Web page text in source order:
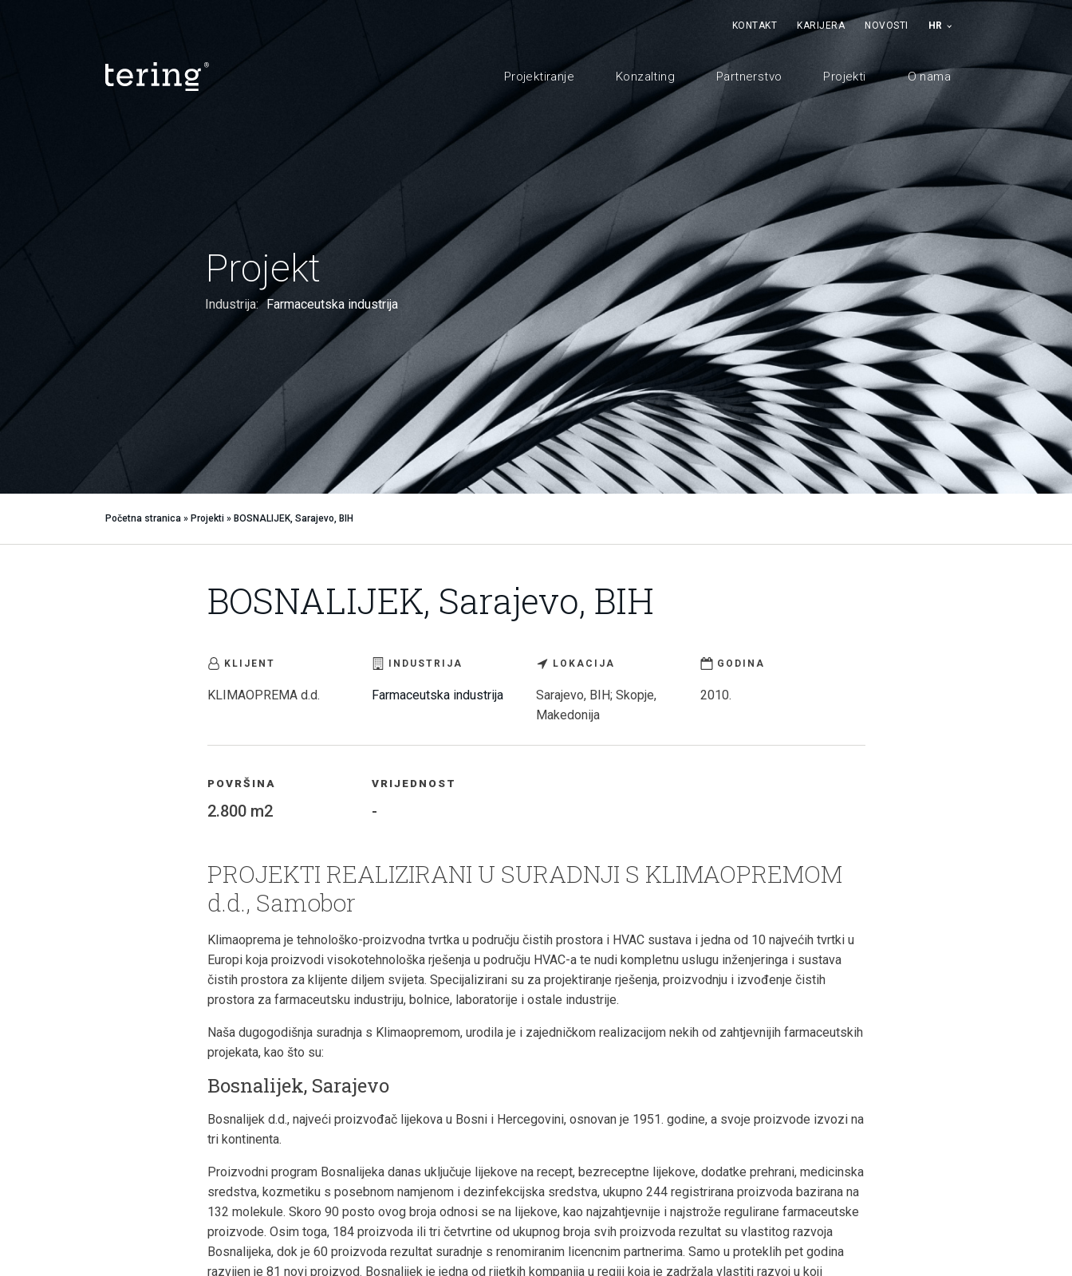
KONTAKT KARIJERA NOVOSTI HR
Projektiranje Konzalting Partnerstvo Projekti O nama
Projekt
Industrija: Farmaceutska industrija
Početna stranica » Projekti » BOSNALIJEK, Sarajevo, BIH
BOSNALIJEK, Sarajevo, BIH
KLIJENT
KLIMAOPREMA d.d.
INDUSTRIJA
Farmaceutska industrija
LOKACIJA
Sarajevo, BIH; Skopje,
Makedonija
GODINA
2010.
POVRŠINA
2.800 m2
VRIJEDNOST
-
PROJEKTI REALIZIRANI U SURADNJI S KLIMAOPREMOM
d.d., Samobor
Klimaoprema je tehnološko-proizvodna tvrtka u području čistih prostora i HVAC sustava i jedna od 10 najvećih tvrtki u
Europi koja proizvodi visokotehnološka rješenja u području HVAC-a te nudi kompletnu uslugu inženjeringa i sustava
čistih prostora za klijente diljem svijeta. Specijalizirani su za projektiranje rješenja, proizvodnju i izvođenje čistih
prostora za farmaceutsku industriju, bolnice, laboratorije i ostale industrije.
Naša dugogodišnja suradnja s Klimaopremom, urodila je i zajedničkom realizacijom nekih od zahtjevnijih farmaceutskih
projekata, kao što su:
Bosnalijek, Sarajevo
Bosnalijek d.d., najveći proizvođač lijekova u Bosni i Hercegovini, osnovan je 1951. godine, a svoje proizvode izvozi na
tri kontinenta.
Proizvodni program Bosnalijeka danas uključuje lijekove na recept, bezreceptne lijekove, dodatke prehrani, medicinska
sredstva, kozmetiku s posebnom namjenom i dezinfekcijska sredstva, ukupno 244 registrirana proizvoda bazirana na
132 molekule. Skoro 90 posto ovog broja odnosi se na lijekove, kao najzahtjevnije i najstrože regulirane farmaceutske
proizvode. Osim toga, 184 proizvoda ili tri četvrtine od ukupnog broja svih proizvoda rezultat su vlastitog razvoja
Bosnalijeka, dok je 60 proizvoda rezultat suradnje s renomiranim licencnim partnerima. Samo u proteklih pet godina
razvijen je 81 novi proizvod. Bosnalijek je jedna od rijetkih kompanija u regiji koja je zadržala vlastiti razvoj u koji